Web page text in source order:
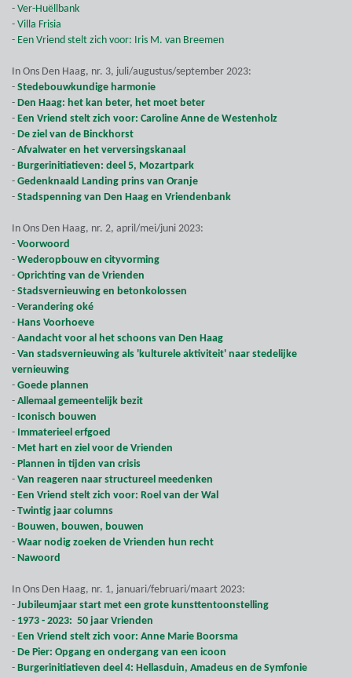
- Ver-Huëllbank
- Villa Frisia
- Een Vriend stelt zich voor: Iris M. van Breemen
In Ons Den Haag, nr. 3, juli/augustus/september 2023:
- Stedebouwkundige harmonie
- Den Haag: het kan beter, het moet beter
- Een Vriend stelt zich voor: Caroline Anne de Westenholz
- De ziel van de Binckhorst
- Afvalwater en het verversingskanaal
- Burgerinitiatieven: deel 5, Mozartpark
- Gedenknaald Landing prins van Oranje
- Stadspenning van Den Haag en Vriendenbank
In Ons Den Haag, nr. 2, april/mei/juni 2023:
- Voorwoord
- Wederopbouw en cityvorming
- Oprichting van de Vrienden
- Stadsvernieuwing en betonkolossen
- Verandering oké
- Hans Voorhoeve
- Aandacht voor al het schoons van Den Haag
- Van stadsvernieuwing als 'kulturele aktiviteit' naar stedelijke
vernieuwing
- Goede plannen
- Allemaal gemeentelijk bezit
- Iconisch bouwen
- Immaterieel erfgoed
- Met hart en ziel voor de Vrienden
- Plannen in tijden van crisis
- Van reageren naar structureel meedenken
- Een Vriend stelt zich voor: Roel van der Wal
- Twintig jaar columns
- Bouwen, bouwen, bouwen
- Waar nodig zoeken de Vrienden hun recht
- Nawoord
In Ons Den Haag, nr. 1, januari/februari/maart 2023:
- Jubileumjaar start met een grote kunsttentoonstelling
- 1973 - 2023: 50 jaar Vrienden
- Een Vriend stelt zich voor: Anne Marie Boorsma
- De Pier: Opgang en ondergang van een icoon
- Burgerinitiatieven deel 4: Hellasduin, Amadeus en de Symfonie